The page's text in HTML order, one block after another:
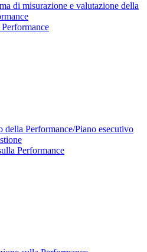
di misurazione e valutazione della
della Performance/Piano esecutivo
Performance